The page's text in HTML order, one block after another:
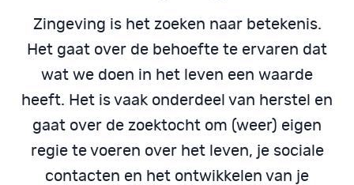
Zingeving is het zoeken naar betekenis.
Het gaat over de behoefte te ervaren dat
wat we doen in het leven een waarde
heeft. Het is vaak onderdeel van herstel en
gaat over de zoektocht om (weer) eigen
regie te voeren over het leven, je sociale
contacten en het ontwikkelen van je